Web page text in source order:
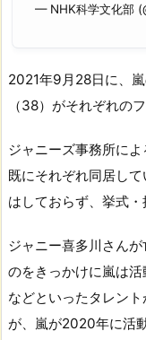
— NHK科学文化部
2021年9月28日に、
（38）がそれぞれの
ジャニーズ事務所に
既にそれぞれ同居し
はしておらず、挙式・
ジャニー喜多川さん
のをきっかけに嵐は
などといったタレン
が、嵐が2020年に活